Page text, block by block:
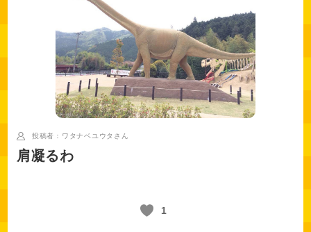
投稿者：ワタナベユウタ さん
肩凝るわ
1